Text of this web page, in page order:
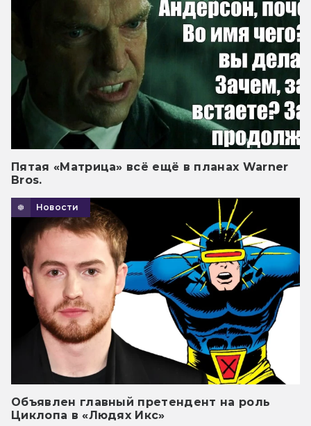
Пятая «Матрица» всё ещё в планах Warner
Bros.
Новости
Объявлен главный претендент на роль
Циклопа в «Людях Икс»